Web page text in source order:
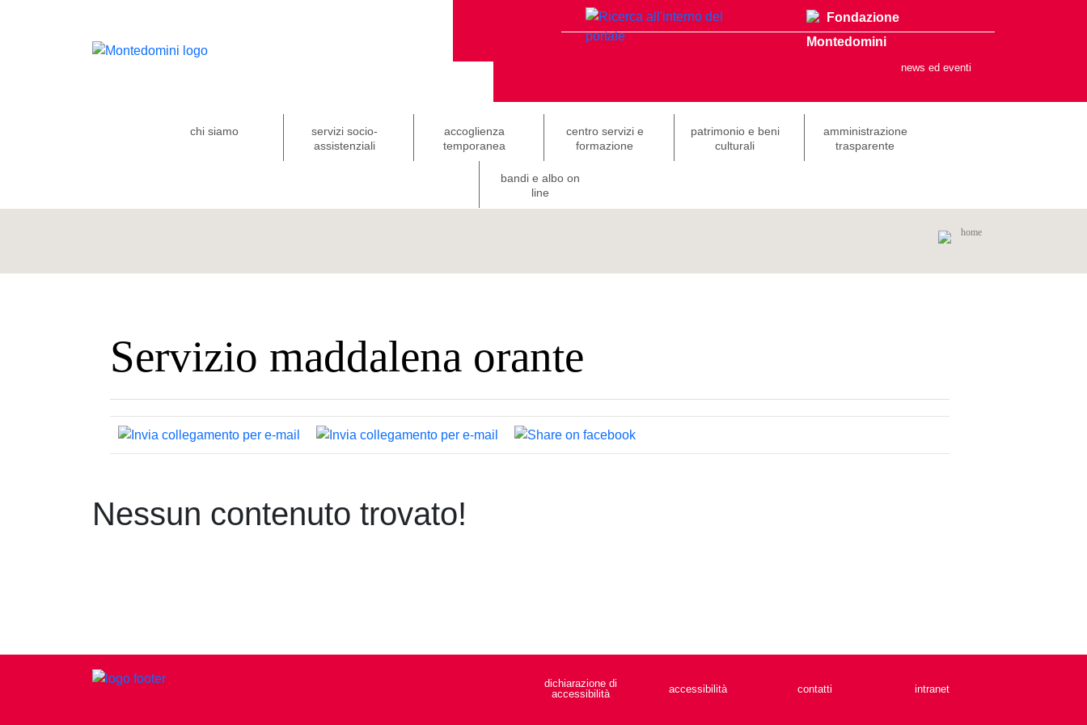
Fondazione
Montedomini
news ed eventi
chi siamo
servizi socio-
assistenziali
accoglienza
temporanea
centro servizi e
formazione
patrimonio e beni
culturali
amministrazione
trasparente
bandi e albo on
line
home
Servizio maddalena orante
Nessun contenuto trovato!
dichiarazione di
accessibilità
accessibilità contatti intranet